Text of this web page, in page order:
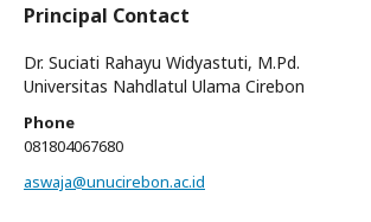
Principal Contact
Dr. Suciati Rahayu Widyastuti, M.Pd.
Universitas Nahdlatul Ulama Cirebon
Phone
081804067680
aswaja@unucirebon.ac.id